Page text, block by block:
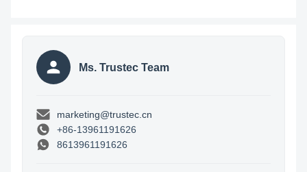
Ms. Trustec Team
marketing@trustec.cn
+86-13961191626
8613961191626